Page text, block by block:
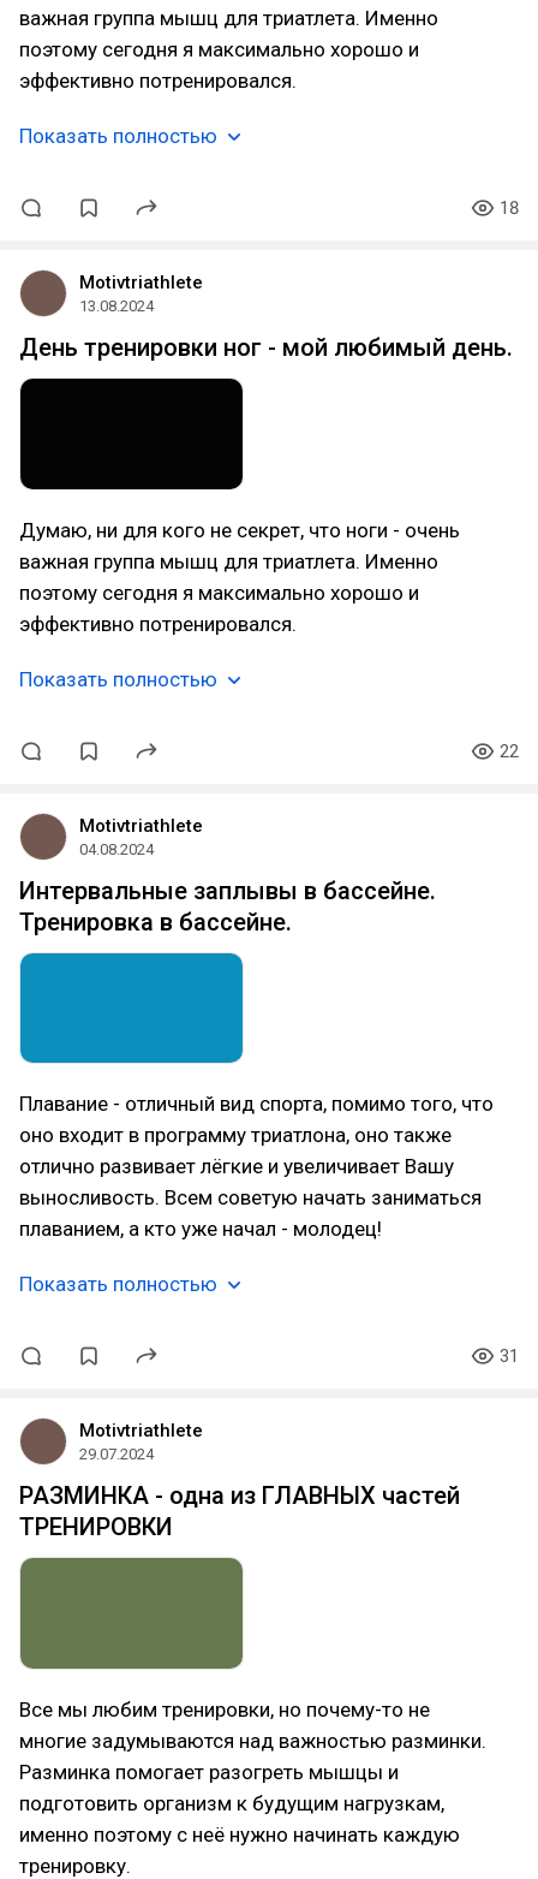
важная группа мышц для триатлета. Именно
поэтому сегодня я максимально хорошо и
эффективно потренировался.
Показать полностью
18
Motivtriathlete
13.08.2024
День тренировки ног - мой любимый день.
Думаю, ни для кого не секрет, что ноги - очень
важная группа мышц для триатлета. Именно
поэтому сегодня я максимально хорошо и
эффективно потренировался.
Показать полностью
22
Motivtriathlete
04.08.2024
Интервальные заплывы в бассейне.
Тренировка в бассейне.
Плавание - отличный вид спорта, помимо того, что
оно входит в программу триатлона, оно также
отлично развивает лёгкие и увеличивает Вашу
выносливость. Всем советую начать заниматься
плаванием, а кто уже начал - молодец!
Показать полностью
31
Motivtriathlete
29.07.2024
РАЗМИНКА - одна из ГЛАВНЫХ частей
ТРЕНИРОВКИ
Все мы любим тренировки, но почему-то не
многие задумываются над важностью разминки.
Разминка помогает разогреть мышцы и
подготовить организм к будущим нагрузкам,
именно поэтому с неё нужно начинать каждую
тренировку.